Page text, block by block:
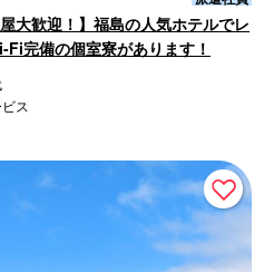
大歓迎！】福島の人気ホテルでレ
完備の個室寮があります！
ス